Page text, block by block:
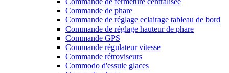
Commande de phare
Commande de réglage eclairage tableau de bord
Commande de réglage hauteur de phare
Commande GPS
Commande régulateur vitesse
Commande rétroviseurs
Commodo d'essuie glaces